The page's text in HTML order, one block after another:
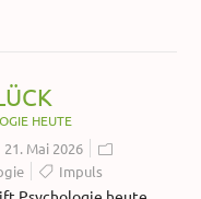
HEUTE
21. Mai 2026
Impuls